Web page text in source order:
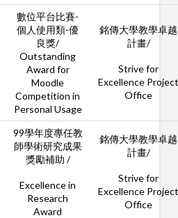
數位平台比賽-
個人使用類-優
良獎/
Outstanding
Award for
Moodle
Competition in
Personal Usage
銘傳大學教學卓越
計畫/
Strive for
Excellence
Office
99學年度專任教
師學術研究成果
獎勵補助 /
Excellence in
Research
Award
銘傳大學教學卓越
計畫/
Strive for
Excellence
Office